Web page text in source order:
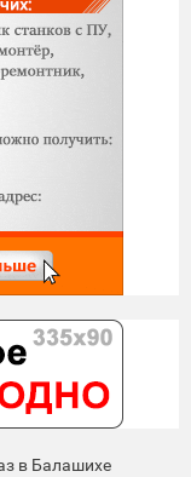
в Балашихе